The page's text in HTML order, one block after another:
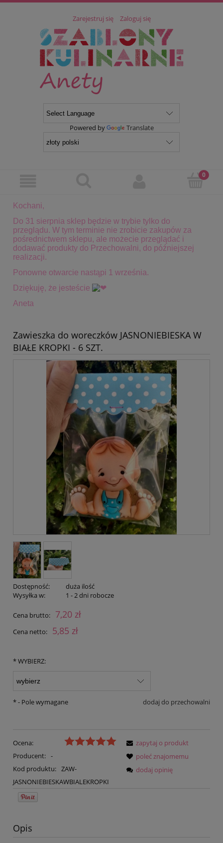
Zarejestruj się Zaloguj się
Powered by Translate
Kochani,
Do 31 sierpnia sklep będzie w trybie tylko do
przeglądu. W tym terminie nie zrobicie zakupów za
pośrednictwem sklepu, ale możecie przeglądać i
dodawać produkty do Przechowalni, do późniejszej
realizacji.
Ponowne otwarcie nastąpi 1 września.
Dziękuję, że jesteście
Aneta
Zawieszka do woreczków JASNONIEBIESKA W
BIAŁE KROPKI - 6 SZT.
Dostępność:
duża ilość
Wysyłka w:
1 - 2 dni robocze
Cena brutto: 7,20 zł
Cena netto: 5,85 zł
*WYBIERZ:
dodaj do przechowalni
*- Pole wymagane
Ocena:
Producent: -
Kod produktu: ZAW-
JASNONIEBIESKAWBIALEKROPKI
zapytaj o produkt
poleć znajomemu
dodaj opinię
Opis